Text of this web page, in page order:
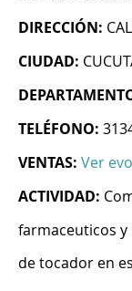
DIRECCIÓN:
CIUDAD:
TELÉFONO:
VENTAS: Ver
ACTIVIDAD:
farmaceuticos
de tocador en